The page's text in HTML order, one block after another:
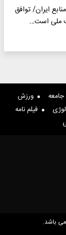
۶ میلیارد دلار از منابع ایران/ توافق
ملی است…
ورزش
فیلم نامه
باشد.